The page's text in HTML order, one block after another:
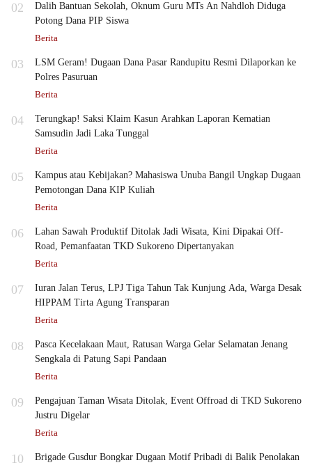
02
Dalih Bantuan Sekolah, Oknum Guru MTs An Nahdloh Diduga
Potong Dana PIP Siswa
Berita
03
LSM Geram! Dugaan Dana Pasar Randupitu Resmi Dilaporkan ke
Polres Pasuruan
Berita
04
Terungkap! Saksi Klaim Kasun Arahkan Laporan Kematian
Samsudin Jadi Laka Tunggal
Berita
05
Kampus atau Kebijakan? Mahasiswa Unuba Bangil Ungkap Dugaan
Pemotongan Dana KIP Kuliah
Berita
06
Lahan Sawah Produktif Ditolak Jadi Wisata, Kini Dipakai Off-
Road, Pemanfaatan TKD Sukoreno Dipertanyakan
Berita
07
Iuran Jalan Terus, LPJ Tiga Tahun Tak Kunjung Ada, Warga Desak
HIPPAM Tirta Agung Transparan
Berita
08
Pasca Kecelakaan Maut, Ratusan Warga Gelar Selamatan Jenang
Sengkala di Patung Sapi Pandaan
Berita
09
Pengajuan Taman Wisata Ditolak, Event Offroad di TKD Sukoreno
Justru Digelar
Berita
10
Brigade Gusdur Bongkar Dugaan Motif Pribadi di Balik Penolakan